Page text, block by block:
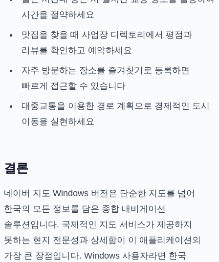
시간을 절약하세요
맛집을 찾을 때 사업장 디렉토리에서 평점과
리뷰를 확인하고 예약하세요
자주 방문하는 장소를 즐겨찾기로 등록하면
빠르게 접근할 수 있습니다
대중교통을 이용한 경로 계획으로 경제적인 도시
이동을 실현하세요
결론
네이버 지도 Windows 버전은 단순한 지도를 넘어
한국의 모든 정보를 담은 종합 내비게이션
솔루션입니다. 국제적인 지도 서비스가 제공하지
못하는 현지 전문성과 상세함이 이 애플리케이션의
가장 큰 장점입니다. Windows 사용자라면 한국